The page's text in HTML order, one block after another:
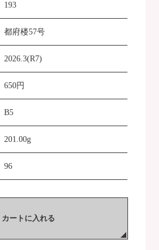
193
都府楼57号
2026.3(R7)
650円
B5
201.00g
96
カートに入れる